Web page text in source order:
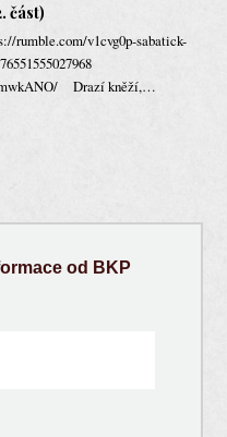
část)
rumble.com/v1cvg0p-sabatick-
Drazí kněží,…
od BKP